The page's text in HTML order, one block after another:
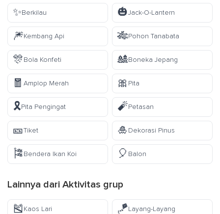
✨Berkilau 🎃Jack-O-Lantern
🎆Kembang Api 🎋Pohon Tanabata
🎊Bola Konfeti 🎎Boneka Jepang
🧧 Amplop Merah 🎀 Pita
🎗️Pita Pengingat 🧨Petasan
🎫Tiket 🎍Dekorasi Pinus
🎏Bendera Ikan Koi 🎈 Balon
Lainnya dari Aktivitas grup
🎽Kaos Lari 🪁Layang-Layang